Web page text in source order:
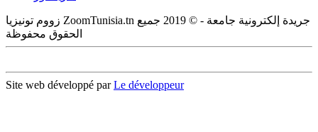
زووم تونيزيا ZoomTunisia.tn جريدة إلكترونية جامعة - © 2019 جميع
الحقوق محفوظة
Site web développé parLe développeur